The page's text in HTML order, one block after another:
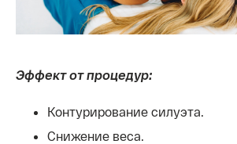
Эффект от процедур:
Контурирование силуэта.
Снижение веса.